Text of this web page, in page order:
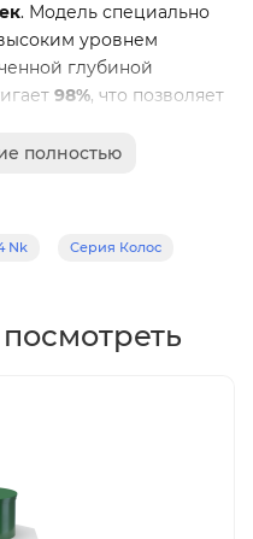
. Модель специально
уровнем
глубиной
98%, что позволяет
септиков,
Уменьшенная высота
станцию на участках с
полностью
Nk Серия Колос